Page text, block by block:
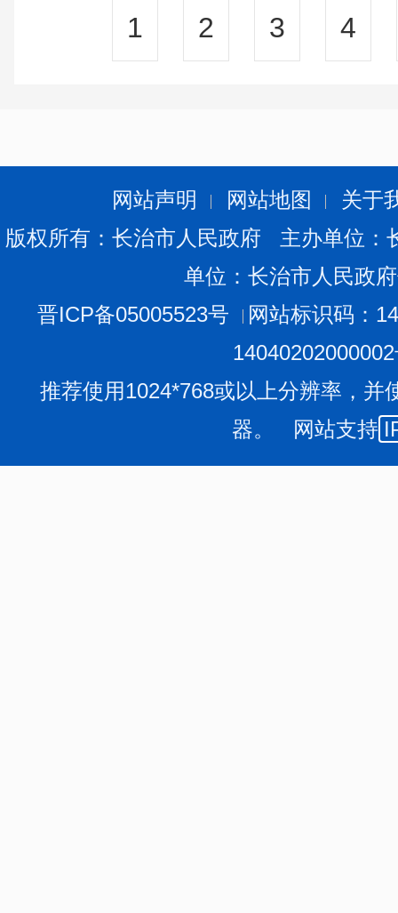
1 2 3 4
网站声明 网站地图
关于
版权所有：长治市人民政府 主办单位
单位：长治市人民政
晋ICP备05005523号
网站标识码：
推荐使用1024*768或以上分辨率，并
器。 网站支持